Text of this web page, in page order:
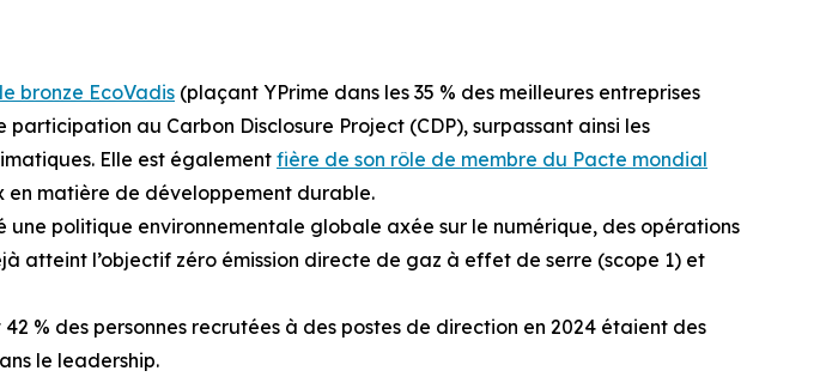
bronze EcoVadis (plaçant YPrime dans les 35 % des meilleures entreprises
au Carbon Disclosure Project (CDP), surpassant ainsi les
Elle est également fière de son rôle de membre du Pacte mondial
en matière de développement durable.
une politique environnementale globale axée sur le numérique, des opérations
atteint l’objectif zéro émission directe de gaz à effet de serre (scope 1) et
% des personnes recrutées à des postes de direction en 2024 étaient des
le leadership.